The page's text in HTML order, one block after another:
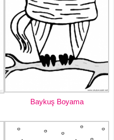
Baykuş Boyama